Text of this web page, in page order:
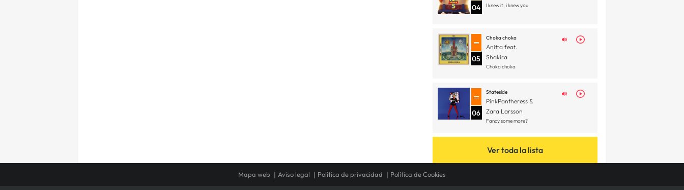
04 I knew it, i knew you
05
Choka choka
Anitta feat.
Shakira
Choka choka
06
Stateside
PinkPantheress &
Zara Larsson
Fancy some more?
Ver toda la lista
Mapa web Aviso legal Política de privacidad Política de Cookies